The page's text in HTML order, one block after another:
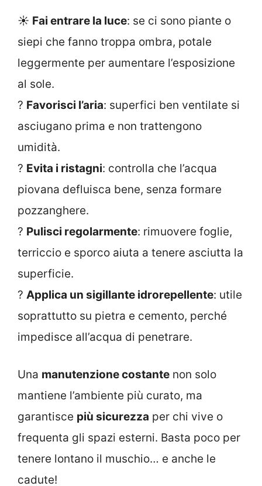
☀️ Fai entrare la luce: se ci sono piante o
siepi che fanno troppa ombra, potale
leggermente per aumentare l’esposizione
al sole.
?️ Favorisci l’aria: superfici ben ventilate si
asciugano prima e non trattengono
umidità.
? Evita i ristagni: controlla che l’acqua
piovana defluisca bene, senza formare
pozzanghere.
? Pulisci regolarmente: rimuovere foglie,
terriccio e sporco aiuta a tenere asciutta la
superficie.
? Applica un sigillante idrorepellente: utile
soprattutto su pietra e cemento, perché
impedisce all’acqua di penetrare.
Una manutenzione costante non solo
mantiene l’ambiente più curato, ma
garantisce più sicurezza per chi vive o
frequenta gli spazi esterni. Basta poco per
tenere lontano il muschio… e anche le
cadute!